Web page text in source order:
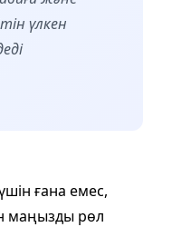
үлкен
ғана емес,
маңызды рөл